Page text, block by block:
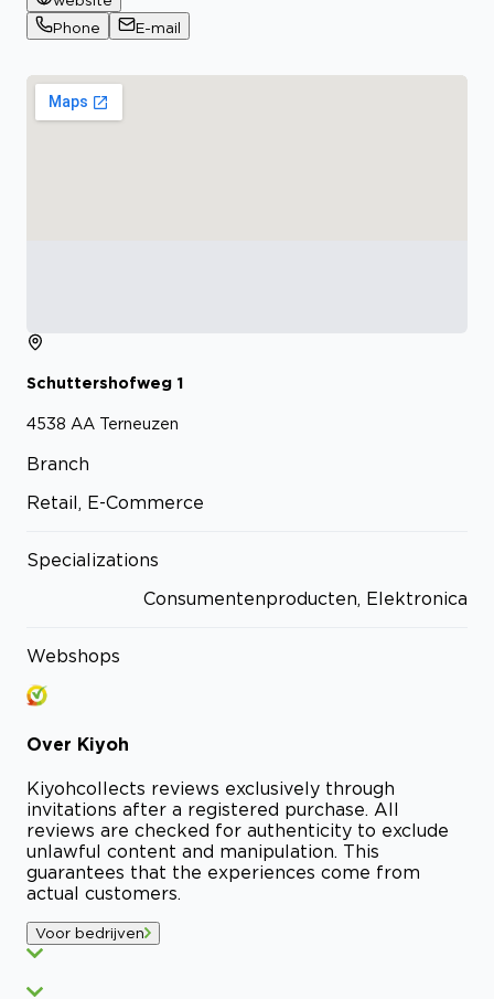
Phone
E-mail
Schuttershofweg 1
4538 AA Terneuzen
Branch
Retail, E-Commerce
Specializations
Consumentenproducten, Elektronica
Webshops
Over Kiyoh
Kiyohcollects reviews exclusively through
invitations after a registered purchase. All
reviews are checked for authenticity to exclude
unlawful content and manipulation. This
guarantees that the experiences come from
actual customers.
Voor bedrijven